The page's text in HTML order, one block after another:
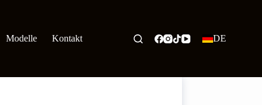
Modelle Kontakt DE